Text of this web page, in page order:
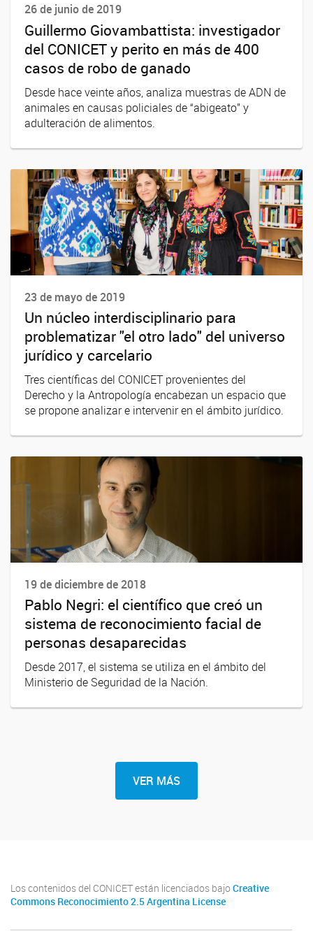
26 de junio de 2019
Guillermo Giovambattista: investigador
del CONICET y perito en más de 400
casos de robo de ganado
Desde hace veinte años, analiza muestras de ADN de
animales en causas policiales de “abigeato” y
adulteración de alimentos.
23 de mayo de 2019
Un núcleo interdisciplinario para
problematizar "el otro lado" del universo
jurídico y carcelario
Tres científicas del CONICET provenientes del
Derecho y la Antropología encabezan un espacio que
se propone analizar e intervenir en el ámbito jurídico.
19 de diciembre de 2018
Pablo Negri: el científico que creó un
sistema de reconocimiento facial de
personas desaparecidas
Desde 2017, el sistema se utiliza en el ámbito del
Ministerio de Seguridad de la Nación.
VER MÁS
Los contenidos del CONICET están licenciados bajo Creative
Commons Reconocimiento 2.5 Argentina License